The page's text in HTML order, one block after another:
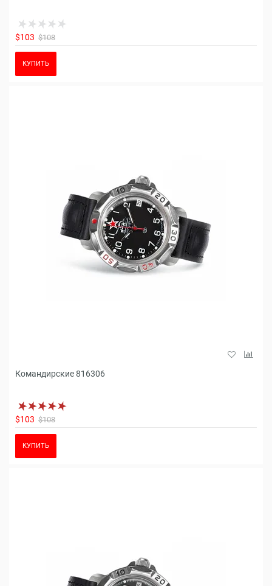
$103 $108
КУПИТЬ
Командирские 816306
$103 $108
КУПИТЬ